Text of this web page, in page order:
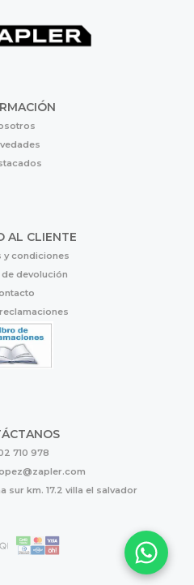
AL CLIENTE
y condiciones
devolución
710 978
sur km. 17.2 villa el salvador